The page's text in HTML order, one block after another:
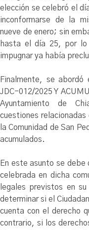
elección se celebró el
inconformarse de la
nueve de enero; sin
hasta el día 25, por lo
impugnar ya había
Finalmente, se
JDC-012/2025 Y
Ayuntamiento de
cuestiones
la Comunidad de San
acumulados.
En este asunto se debe
celebrada en dicha
legales previstos en
determinar si el
cuenta con el derecho
contrario, si los